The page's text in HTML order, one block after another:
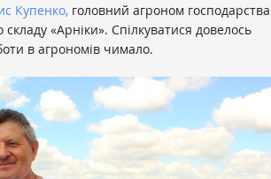
Купенко, головний агроном господарства
«Арніки». Спілкуватися довелось
в агрономів чимало.